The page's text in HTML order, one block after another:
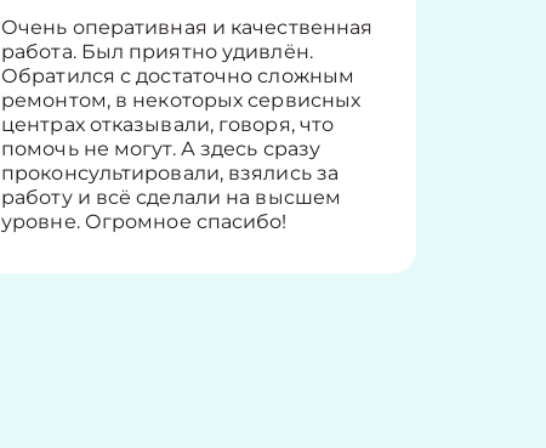
Очень оперативная и качественная
работа. Был приятно удивлён.
Обратился с достаточно сложным
ремонтом, в некоторых сервисных
центрах отказывали, говоря, что
помочь не могут. А здесь сразу
проконсультировали, взялись за
работу и всё сделали на высшем
уровне. Огромное спасибо!